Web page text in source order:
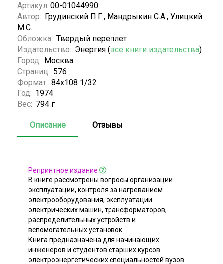
Артикул: 00-01044990
Автор: Грудинский П.Г., Мандрыкин С.А., Улицкий
М.С.
Обложка: Твердый переплет
Издательство: Энергия (все книги издательства)
Город: Москва
Страниц: 576
Формат: 84х108 1/32
Год: 1974
Вес: 794 г
Описание Отзывы
Репринтное издание
В книге рассмотрены вопросы организации
эксплуатации, контроля за нагреванием
электрооборудования, эксплуатации
электрических машин, трансформаторов,
распределительных устройств и
вспомогательных установок.
Книга предназначена для начинающих
инженеров и студентов старших курсов
электроэнергетических специальностей вузов.